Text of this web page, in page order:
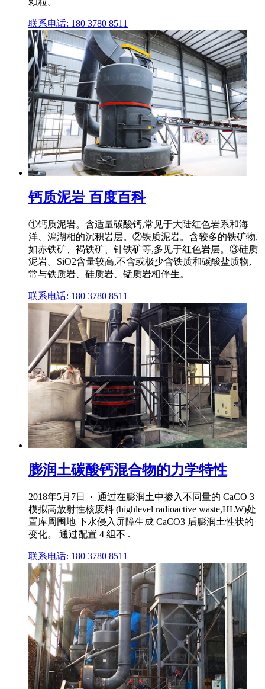
联系电话: 180 3780 8511
钙质泥岩 百度百科
①钙质泥岩。含适量碳酸钙,常见于大陆红色岩系和海
洋、潟湖相的沉积岩层。②铁质泥岩。含较多的铁矿物,
如赤铁矿、褐铁矿、针铁矿等,多见于红色岩层。③硅质
泥岩。SiO2含量较高,不含或极少含铁质和碳酸盐质物,
常与铁质岩、硅质岩、锰质岩相伴生。
联系电话: 180 3780 8511
膨润土碳酸钙混合物的力学特性
2018年5月7日 · 通过在膨润土中掺入不同量的 CaCO 3
模拟高放射性核废料 (highlevel radioactive waste,HLW)处
置库周围地 下水侵入屏障生成 CaCO3 后膨润土性状的
变化。 通过配置 4 组不 .
联系电话: 180 3780 8511